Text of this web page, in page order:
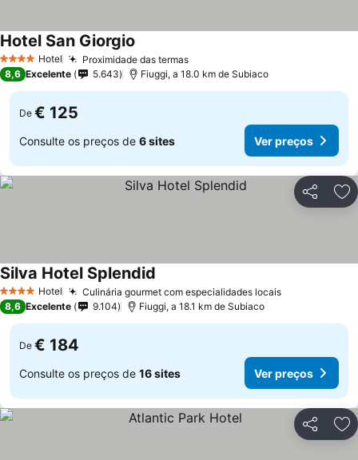
4 EstrelasHotel Proximidade das termas
Hotel San Giorgio
8,6 Excelente 5.643 Fiuggi, a 18.0 km de Subiaco
De € 125
Consulte os preços de 6 sites Ver preços
Partilhar
4 EstrelasHotel Culinária gourmet com especialidades locais
Silva Hotel Splendid
8,6 Excelente 9.104 Fiuggi, a 18.1 km de Subiaco
De € 184
Consulte os preços de 16 sites Ver preços
Partilhar